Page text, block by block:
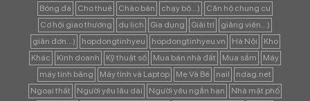
Bóng đá
Cho thuê Chào bán chạy bộ...)
Căn hộ chung cư
Cơ hội giao thương
du lịch Gia dụng Giải trí
giảng viên...)
giản đơn...)
hopdongtinhyeu hopdongtinhyeu.vn Hà Nội
Kho
Khác
Kinh doanh Kỹ thuật số Mua bán nhà đất Mua sắm
Máy
máy tính bảng
Máy tính và Laptop Mẹ Và Bé nail
ndag.net
Ngoại thất
Người yêu lâu dài Người yêu ngắn hạn
Nhà mặt phố